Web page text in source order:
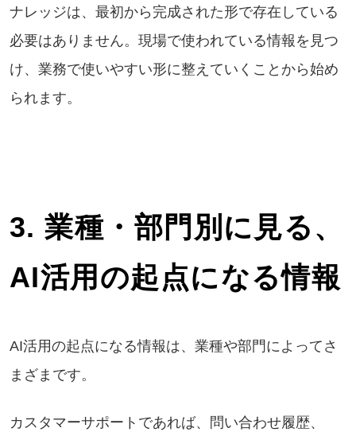
ナレッジは、最初から完成された形で存在している
必要はありません。現場で使われている情報を見つ
け、業務で使いやすい形に整えていくことから始め
られます。
3. 業種・部門別に見る、
AI活用の起点になる情報
AI活用の起点になる情報は、業種や部門によってさ
まざまです。
カスタマーサポートであれば、問い合わせ履歴、